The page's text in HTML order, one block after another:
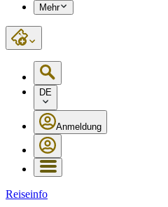
Mehr
DE
Anmeldung
Reiseinfo